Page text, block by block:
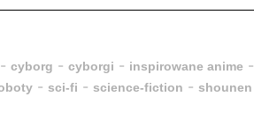
- cyborg - cyborgi - inspirowane anime -
- sci-fi - science-fiction - shounen